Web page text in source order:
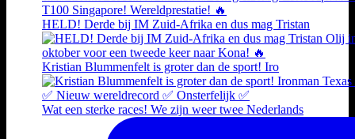
HELD! Derde bij IM Zuid-Afrika en dus mag Tristan
Kristian Blummenfelt is groter dan de sport! Iro
Wat een sterke races! We zijn weer twee Nederlands